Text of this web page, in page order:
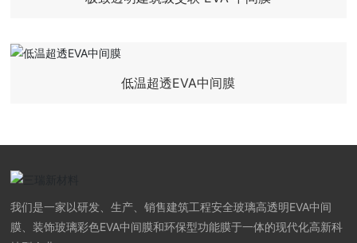
低温超透EVA中间膜
我们是一家以研发、生产、销售建筑工程安全玻璃高透明EVA中间
膜、装饰玻璃彩色EVA中间膜和环保型功能膜于一体的现代化高新科